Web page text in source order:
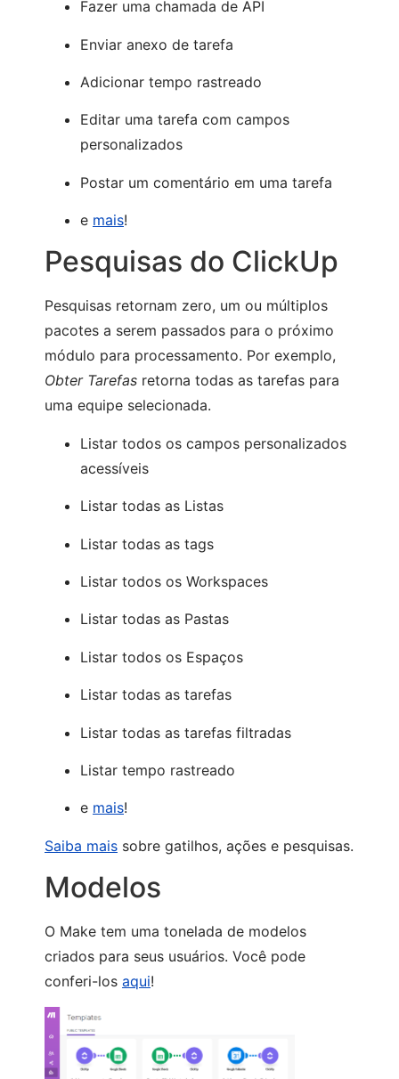
Fazer uma chamada de API
Enviar anexo de tarefa
Adicionar tempo rastreado
Editar uma tarefa com campos
personalizados
Postar um comentário em uma tarefa
e mais!
Pesquisas do ClickUp
Pesquisas retornam zero, um ou múltiplos
pacotes a serem passados para o próximo
módulo para processamento. Por exemplo,
Obter Tarefas retorna todas as tarefas para
uma equipe selecionada.
Listar todos os campos personalizados
acessíveis
Listar todas as Listas
Listar todas as tags
Listar todos os Workspaces
Listar todas as Pastas
Listar todos os Espaços
Listar todas as tarefas
Listar todas as tarefas filtradas
Listar tempo rastreado
e mais!
Saiba mais sobre gatilhos, ações e pesquisas.
Modelos
O Make tem uma tonelada de modelos
criados para seus usuários. Você pode
conferi-los aqui!